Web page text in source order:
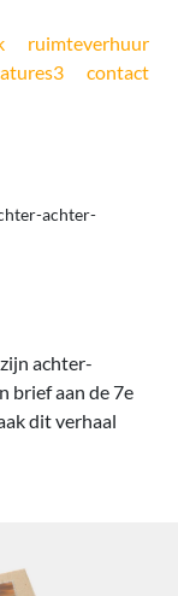
ruimteverhuur
3 contact
achter-
achter-
brief aan de 7e
dit verhaal